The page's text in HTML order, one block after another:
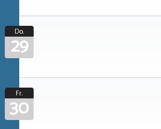
Do.
29
Fr.
30